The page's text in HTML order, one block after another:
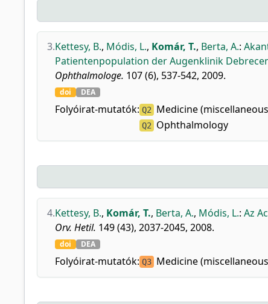
3.Kettesy, B., Módis, L., Komár, T., Berta, A.:
Patientenpopulation der Augenklinik
Ophthalmologe. 107 (6), 537-542, 2009.
doi DEA
Folyóirat-mutatók: Q2 Medicine
Q2 Ophthalmology
4.Kettesy, B., Komár, T., Berta, A., Módis, L.: Az
Orv. Hetil. 149 (43), 2037-2045, 2008.
doi DEA
Folyóirat-mutatók: Q3 Medicine